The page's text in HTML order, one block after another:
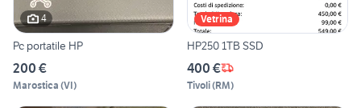
4
Pc portatile HP
200 €
Marostica (VI)
Vetrina
HP250 1TB SSD
400 €
Tivoli(RM)